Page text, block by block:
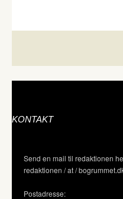
KONTAKT
Send en mail til redaktionen
redaktionen / at /
Postadresse: